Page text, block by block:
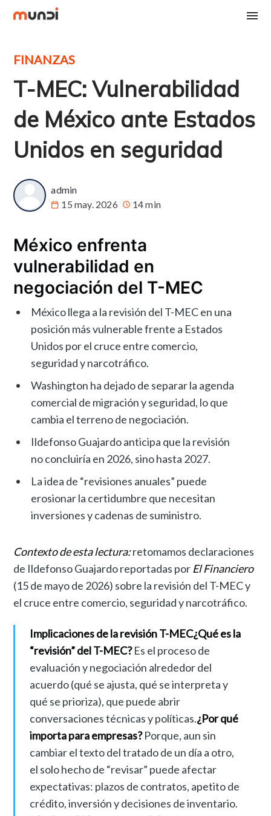
FINANZAS
T-MEC: Vulnerabilidad
de México ante Estados
Unidos en seguridad
admin
15 may. 2026
14 min
México enfrenta
vulnerabilidad en
negociación del T-MEC
México llega a la revisión del T-MEC en una
posición más vulnerable frente a Estados
Unidos por el cruce entre comercio,
seguridad y narcotráfico.
Washington ha dejado de separar la agenda
comercial de migración y seguridad, lo que
cambia el terreno de negociación.
Ildefonso Guajardo anticipa que la revisión
no concluiría en 2026, sino hasta 2027.
La idea de “revisiones anuales” puede
erosionar la certidumbre que necesitan
inversiones y cadenas de suministro.
Contexto de esta lectura:retomamos declaraciones
de Ildefonso Guajardo reportadas porEl Financiero
(15 de mayo de 2026) sobre la revisión del T-MEC y
el cruce entre comercio, seguridad y narcotráfico.
Implicaciones de la revisión T-MEC¿Qué es la
“revisión” del T-MEC?Es el proceso de
evaluación y negociación alrededor del
acuerdo (qué se ajusta, qué se interpreta y
qué se prioriza), que puede abrir
conversaciones técnicas y políticas.¿Por qué
importa para empresas?Porque, aun sin
cambiar el texto del tratado de un día a otro,
el solo hecho de “revisar” puede afectar
expectativas: plazos de contratos, apetito de
crédito, inversión y decisiones de inventario.